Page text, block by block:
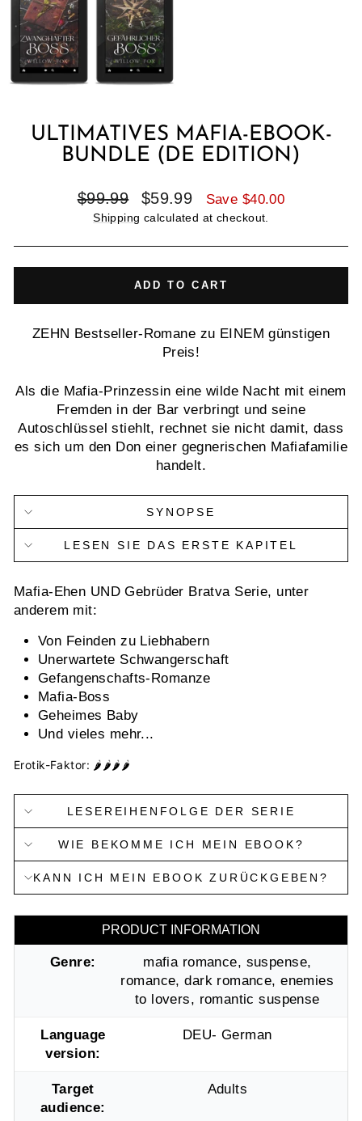
ULTIMATIVES MAFIA-EBOOK-
BUNDLE (DE EDITION)
Regular
price
$99.99
Sale
price
$59.99 Save $40.00
Shipping calculated at checkout.
ADD TO CART
ZEHN Bestseller-Romane zu EINEM günstigen
Preis!
Als die Mafia-Prinzessin eine wilde Nacht mit einem
Fremden in der Bar verbringt und seine
Autoschlüssel stiehlt, rechnet sie nicht damit, dass
es sich um den Don einer gegnerischen Mafiafamilie
handelt.
SYNOPSE
LESEN SIE DAS ERSTE KAPITEL
Mafia-Ehen UND Gebrüder Bratva Serie, unter
anderem mit:
Von Feinden zu Liebhabern
Unerwartete Schwangerschaft
Gefangenschafts-Romanze
Mafia-Boss
Geheimes Baby
Und vieles mehr...
Erotik-Faktor: 🌶🌶🌶🌶
LESEREIHENFOLGE DER SERIE
WIE BEKOMME ICH MEIN EBOOK?
KANN ICH MEIN EBOOK ZURÜCKGEBEN?
PRODUCT INFORMATION
Genre:
mafia romance, suspense,
romance, dark romance, enemies
to lovers, romantic suspense
Language
version:
DEU- German
Target
audience:
Adults